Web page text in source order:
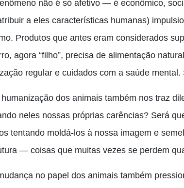
não é só afetivo — é econômico,
a eles características humanas)
Produtos que antes eram considerados
agora “filho”, precisa de alimentação
regular e cuidados com a saúde mental.
dos animais também nos traz
neles nossas próprias carências? Será
tentando moldá-los à nossa imagem e
— coisas que muitas vezes se perdem
no papel dos animais também